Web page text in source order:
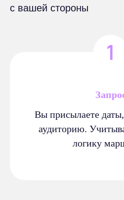
с вашей стороны
Вы присылаете
аудиторию.
логику